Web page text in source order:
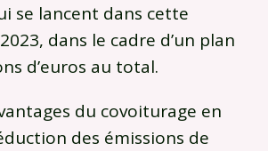
se lancent dans cette
dans le cadre d’un plan
d’euros au total.
du covoiturage en
des émissions de